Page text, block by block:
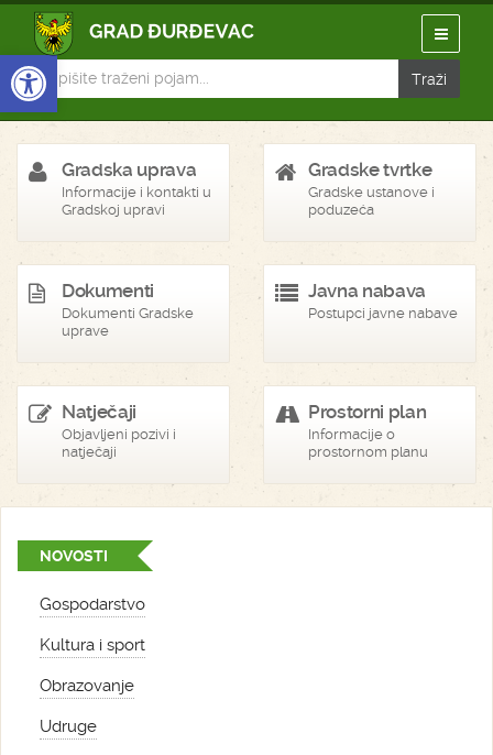
Open toolbar
Gradska uprava
Informacije i kontakti u
Gradskoj upravi
Gradske tvrtke
Gradske ustanove i
poduzeća
Dokumenti
Dokumenti Gradske
uprave
Javna nabava
Postupci javne nabave
Natječaji
Objavljeni pozivi i
natječaji
Prostorni plan
Informacije o
prostornom planu
NOVOSTI
Gospodarstvo
Kultura i sport
Obrazovanje
Udruge